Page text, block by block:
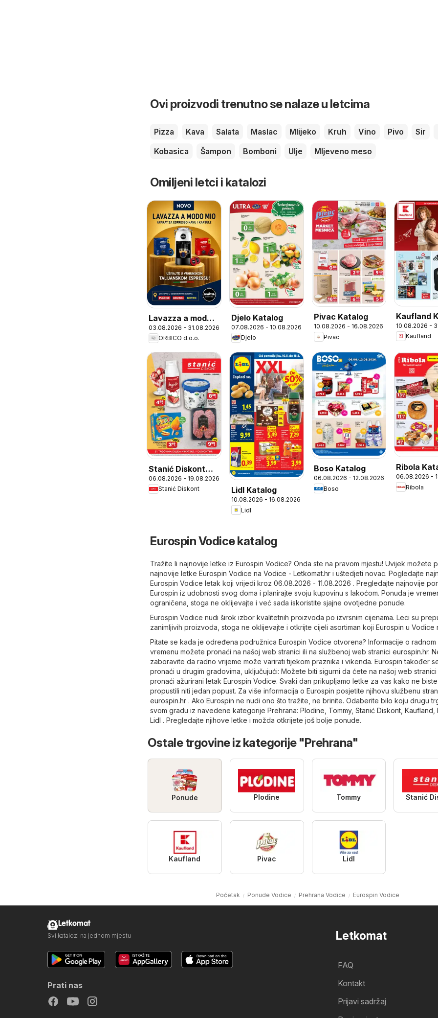
Ovi proizvodi trenutno se nalaze u letcima
Pizza Kava Salata Maslac Mlijeko Kruh Vino Pivo Sir
Kobasica
Šampon Bomboni Ulje Mljeveno meso
Omiljeni letci i katalozi
Lavazza a modo
mio
03.08.2026 - 31.08.2026
ORBICO d.o.o.
Djelo Katalog
07.08.2026 - 10.08.2026
Djelo
Pivac Katalog
10.08.2026 - 16.08.2026
Pivac
Kaufland
10.08.2026 -
Kaufland
Stanić Diskont
Katalog
06.08.2026 - 19.08.2026
Stanić Diskont
Lidl Katalog
10.08.2026 - 16.08.2026
Lidl
Boso Katalog
06.08.2026 - 12.08.2026
Boso
Ribola
06.08.2026 -
Ribola
Eurospin Vodice katalog
Tražite li najnovije letke iz Eurospin Vodice? Onda ste na pravom mjestu! Uvijek možete
najnovije letke Eurospin Vodice na Vodice - Letkomat.hr i uštedjeti novac. Pogledajte
Eurospin Vodice letak koji vrijedi kroz 06.08.2026 - 11.08.2026 . Pregledajte najnovije
Eurospin iz udobnosti svog doma i planirajte svoju kupovinu s lakoćom. Ponuda je
ograničena, stoga ne oklijevajte i već sada iskoristite sjajne ovotjedne ponude.
Eurospin Vodice nudi širok izbor kvalitetnih proizvoda po izvrsnim cijenama. Leci su
zanimljivih proizvoda, stoga ne oklijevajte i otkrijte cijeli asortiman koji Eurospin u Vodice
Pitate se kada je određena podružnica Eurospin Vodice otvorena? Informacije o radnom
vremenu možete pronaći na našoj web stranici ili na službenoj web stranici eurospin.hr.
zaboravite da radno vrijeme može varirati tijekom praznika i vikenda. Eurospin također
pronaći u drugim gradovima, uključujući: Možete biti sigurni da ćete na našoj web
pronaći ažurirani letak Eurospin Vodice. Svaki dan prikupljamo letke za vas kako ne biste
propustili niti jedan popust. Za više informacija o Eurospin posjetite njihovu službenu
eurospin.hr . Ako Eurospin ne nudi ono što tražite, ne brinite. Odaberite bilo koju drugu
svom gradu iz navedene kategorije Prehrana: Plodine Tommy, Stanić Diskont Kaufland
Lidl . Pregledajte njihove letke i možda otkrijete još bolje ponude.
Ostale trgovine iz kategorije "Prehrana"
Ponude Plodine Tommy Stanić
Kaufland Pivac Lidl
Početak Ponude Vodice Prehrana Vodice Eurospin Vodice
Letkomat
FAQ
Kontakt
Prijavi sadržaj
Letkomat
Svi katalozi na jednom mjestu
Prati nas